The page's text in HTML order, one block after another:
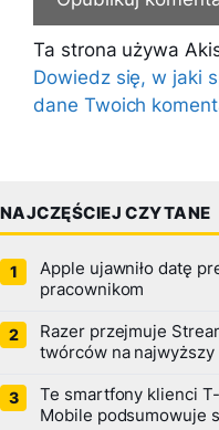
Ta strona używa
Dowiedz się, w jaki
dane Twoich
NAJCZĘŚCIEJ CZYTANE
Apple ujawniło datę
pracownikom
Razer przejmuje
twórców na najwyższy
Te smartfony klienci
Mobile podsumowuje